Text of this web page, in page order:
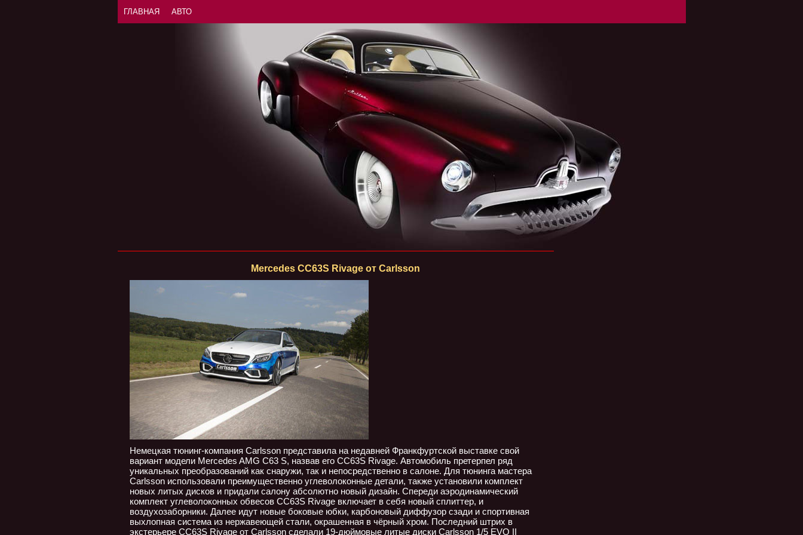
ГЛАВНАЯ АВТО
Mercedes CC63S Rivage от Carlsson
Немецкая тюнинг-компания Carlsson представила на недавней Франкфуртской выставке свой
вариант модели Mercedes AMG C63 S, назвав его CC63S Rivage. Автомобиль претерпел ряд
уникальных преобразований как снаружи, так и непосредственно в салоне. Для тюнинга мастера
Carlsson использовали преимущественно углеволоконные детали, также установили комплект
новых литых дисков и придали салону абсолютно новый дизайн. Спереди аэродинамический
комплект углеволоконных обвесов CC63S Rivage включает в себя новый сплиттер, и
воздухозаборники. Далее идут новые боковые юбки, карбоновый диффузор сзади и спортивная
выхлопная система из нержавеющей стали, окрашенная в чёрный хром. Последний штрих в
экстерьере CC63S Rivage от Carlsson сделали 19-дюймовые литые диски Carlsson 1/5 EVO II